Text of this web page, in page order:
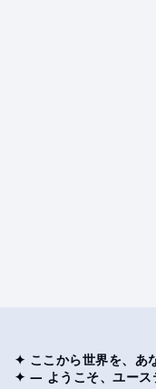
✦ ここから世界を、あ
✦ ― ようこそ、ユー